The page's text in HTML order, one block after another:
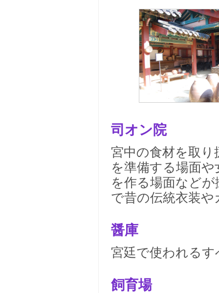
司オン院
宮中の食材を取
を準備する場面
を作る場面など
で昔の伝統衣装
醤庫
宮廷で使われる
飼育場